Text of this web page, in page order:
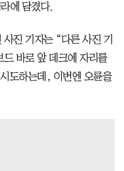
에 담겼다.
진 기자는 “다른 사진 기
드 바로 앞 데크에 자리를
도하는데, 이번엔 오륜을